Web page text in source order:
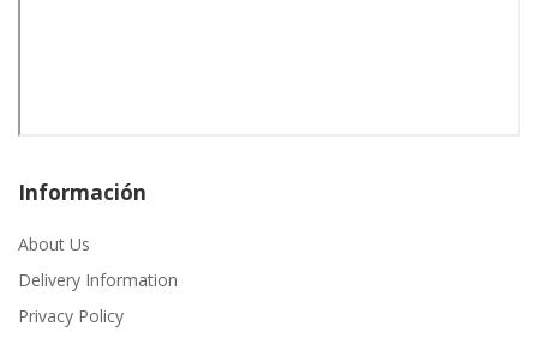
Información
About Us
Delivery Information
Privacy Policy